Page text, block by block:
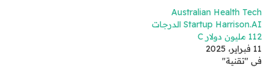
Australian Health Tech
Startup Harrison.AI الدرجات
112 مليون دولار C
11 فبراير، 2025
في "تقنية"